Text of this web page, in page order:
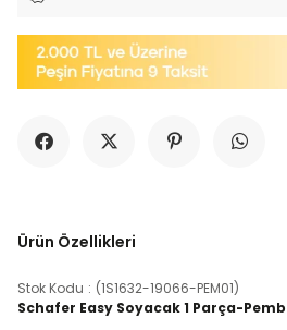
Ürün Özellikleri
Stok Kodu
(1S1632-19066-PEM01)
Schafer Easy Soyacak 1 Parça-